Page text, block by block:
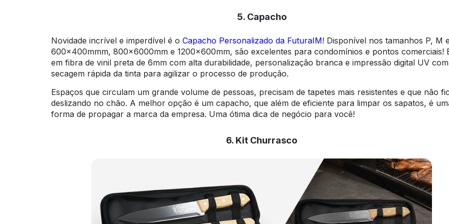
5. Capacho
Novidade incrível e imperdível é o Capacho Personalizado da FuturaIM! Disponível nos tamanhos P, M
600x400mmm, 800x6000mm e 1200x600mm, são excelentes para condomínios e pontos comerciais!
em fibra de vinil preta de 6mm com alta durabilidade, personalização branca e impressão digital UV com
secagem rápida da tinta para agilizar o processo de produção.
Espaços que circulam um grande volume de pessoas, precisam de tapetes mais resistentes e que não
deslizando no chão. A melhor opção é um capacho, que além de eficiente para limpar os sapatos, é
forma de propagar a marca da empresa. Uma ótima dica de negócio para você!
6. Kit Churrasco